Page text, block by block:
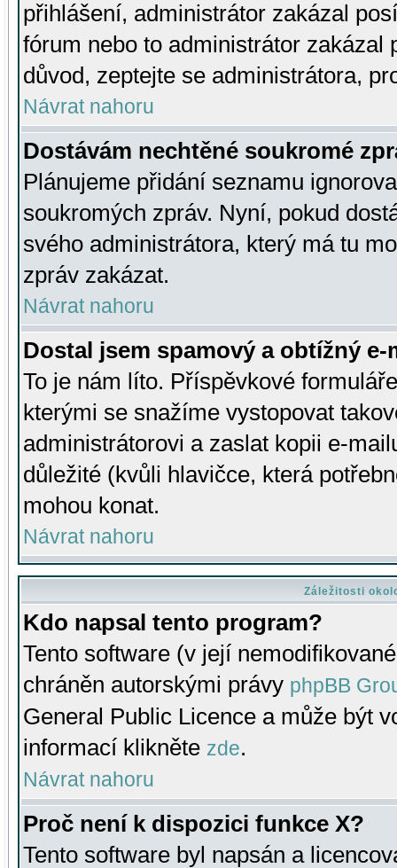
přihlášení, administrátor zakázal
fórum nebo to administrátor zakázal
důvod, zeptejte se administrátora,
Návrat nahoru
Dostávám nechtěné soukromé
Plánujeme přidání seznamu
soukromých zpráv. Nyní, pokud
svého administrátora, který má tu
zpráv zakázat.
Návrat nahoru
Dostal jsem spamový a obtížný
To je nám líto. Příspěvkové
kterými se snažíme vystopovat
administrátorovi a zaslat kopii e-
důležité (kvůli hlavičce, která
mohou konat.
Návrat nahoru
Záležitosti
Kdo napsal tento program?
Tento software (v její
chráněn autorskými právy phpBB
General Public Licence a může být
informací klikněte zde.
Návrat nahoru
Proč není k dispozici funkce X?
Tento software byl napsán a